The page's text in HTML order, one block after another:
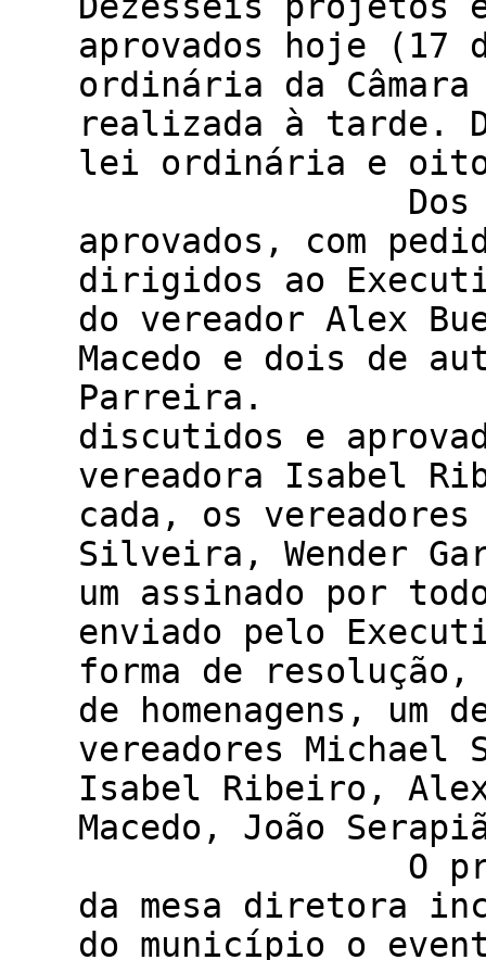
aprovados hoje (17
ordinária da
realizada à tarde.
lei ordinária e oito
Dos
aprovados, com
dirigidos ao
do vereador Alex
Macedo e dois de
Parreira.
discutidos e
vereadora Isabel
cada, os
Silveira, Wender
um assinado por
enviado
forma de
de homenagens, um
vereadores
Isabel Ribeiro,
Macedo, João
O projeto
da mesa diretora
do município o